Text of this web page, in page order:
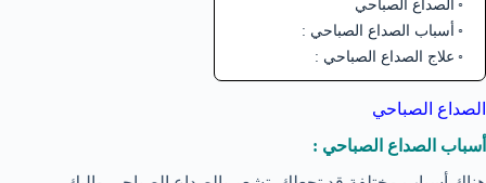
الصداع الصباحي
أسباب الصداع الصباحي :
علاج الصداع الصباحي :
الصداع الصباحي
أسباب الصداع الصباحي :